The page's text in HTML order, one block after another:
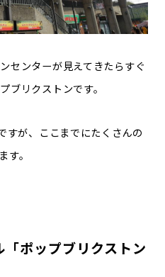
センターが見えてきたらすぐ
ブリクストンです。
すが、ここまでにたくさんの
す。
ポップブリクストン